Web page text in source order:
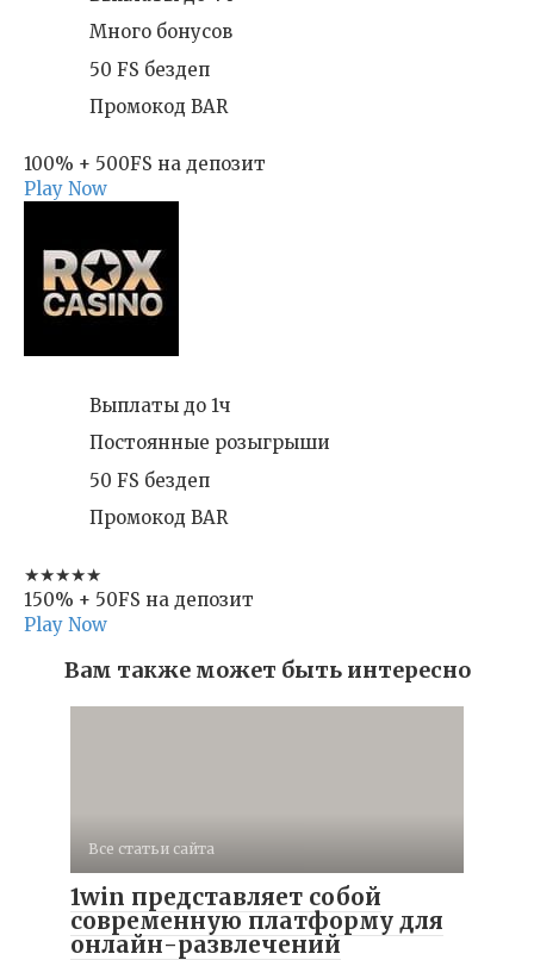
Много бонусов
50 FS бездеп
Промокод BAR
100% + 500FS на депозит
Play Now
Выплаты до 1ч
Постоянные розыгрыши
50 FS бездеп
Промокод BAR
★★★★★
150% + 50FS на депозит
Play Now
Вам также может быть интересно
Все статьи сайта
1win представляет собой
современную платформу для
онлайн-развлечений